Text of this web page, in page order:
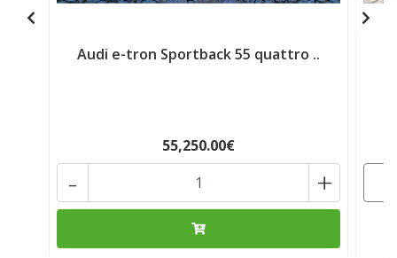
Audi e-tron Sportback 55 quattro ..
55,250.00€
+
-